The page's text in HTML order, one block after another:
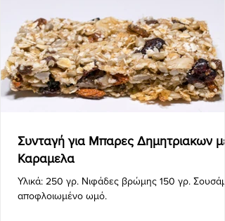
Συνταγή για Μπαρες Δημητριακων με
Καραμελα
Υλικά: 250 γρ. Νιφάδες βρώμης 150 γρ. Σουσάμι
αποφλοιωμένο ωμό.